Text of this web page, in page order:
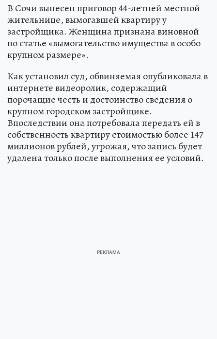
В Сочи вынесен приговор 44-летней местной
жительнице, вымогавшей квартиру у
застройщика. Женщина признана виновной
по статье «вымогательство имущества в особо
крупном размере».
Как установил суд, обвиняемая опубликовала в
интернете видеоролик, содержащий
порочащие честь и достоинство сведения о
крупном городском застройщике.
Впоследствии она потребовала передать ей в
собственность квартиру стоимостью более 147
миллионов рублей, угрожая, что запись будет
удалена только после выполнения ее условий.